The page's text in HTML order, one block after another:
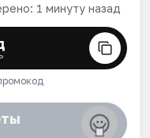
1 минуту назад